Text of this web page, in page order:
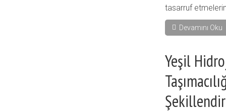
tasarruf
Devamını Oku
Yeşil